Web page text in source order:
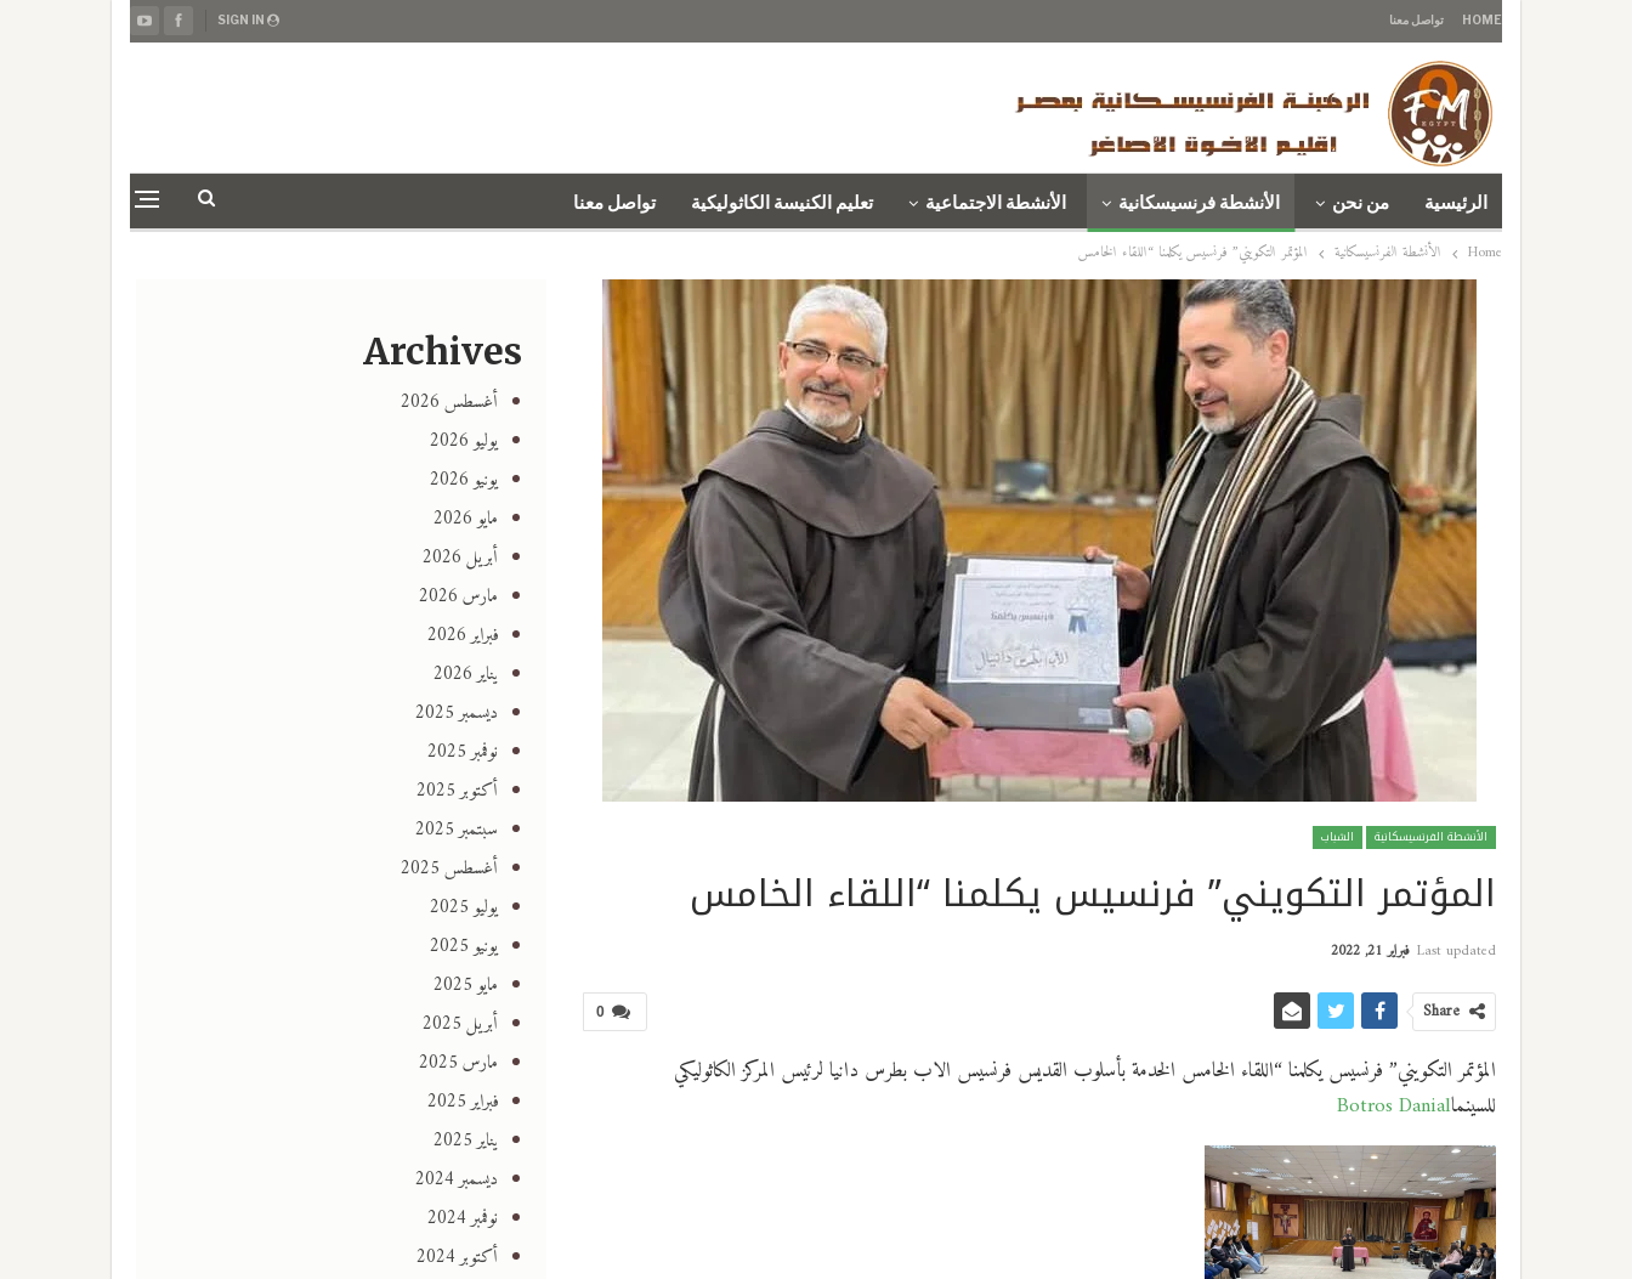
HOME تواصل معنا
الرئيسية من نحن الأنشطة فرنسيسكانية الأنشطة الاجتماعية تعليم الكنيسة الكاثوليكية تواصل معنا
Home الأنشطة الفرنسيسكانية المؤتمر التكويني” فرنسيس يكلمنا “اللقاء الخامس
الأنشطة الفرنسيسكانية الشباب
المؤتمر التكويني” فرنسيس يكلمنا “اللقاء الخامس
Last updated فبراير 21, 2022
0 Share
المؤتمر التكويني” فرنسيس يكلمنا “اللقاء الخامس الخدمة بأسلوب القديس فرنسيس الاب بطرس دانيا لرئيس المركز الكاثوليكي
للسينماBotros Danial
Archives
أغسطس 2026
يوليو 2026
يونيو 2026
مايو 2026
أبريل 2026
مارس 2026
فبراير 2026
يناير 2026
ديسمبر 2025
نوفمبر 2025
أكتوبر 2025
سبتمبر 2025
أغسطس 2025
يوليو 2025
يونيو 2025
مايو 2025
أبريل 2025
مارس 2025
فبراير 2025
يناير 2025
ديسمبر 2024
نوفمبر 2024
أكتوبر 2024